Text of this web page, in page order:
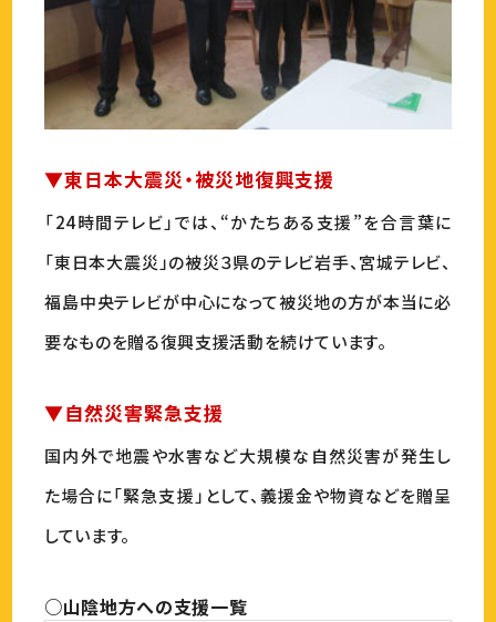
▼東日本大震災・被災地復興支援
「24時間テレビ」では、“かたちある支援”を合言葉に
「東日本大震災」の被災３県のテレビ岩手、宮城テレビ、
福島中央テレビが中心になって被災地の方が本当に必
要なものを贈る復興支援活動を続けています。
▼自然災害緊急支援
国内外で地震や水害など大規模な自然災害が発生し
た場合に「緊急支援」として、義援金や物資などを贈呈
しています。
○山陰地方への支援一覧